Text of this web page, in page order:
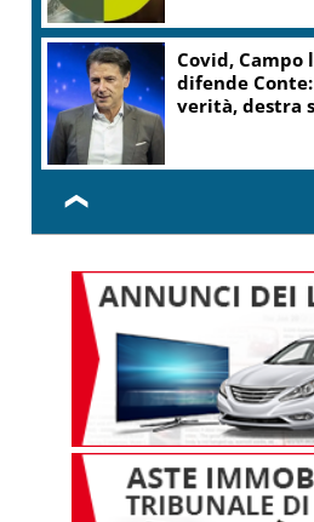
A Capri i 220
grande yacht